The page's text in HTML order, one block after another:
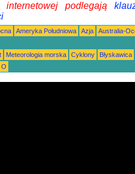
podlegają
Ameryka Południowa Azja
Australia-
Meteorologia morska Cyklony
Błyskawica
O